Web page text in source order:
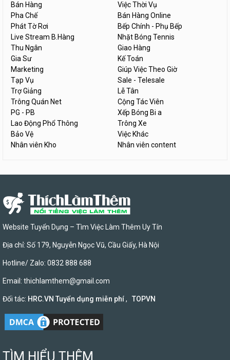
Bán Hàng
Việc Thời Vụ
Pha Chế
Bán Hàng Online
Phát Tờ Rơi
Bếp Chính - Phụ Bếp
Live Stream B.Hàng
Nhặt Bóng Tennis
Thu Ngân
Giao Hàng
Gia Sư
Kế Toán
Marketing
Giúp Việc Theo Giờ
Tạp Vụ
Sale - Telesale
Trợ Giảng
Lễ Tân
Trông Quán Net
Cộng Tác Viên
PG - PB
Xếp Bóng Bi a
Lao Động Phổ Thông
Trông Xe
Bảo Vệ
Việc Khác
Nhân viên Kho
Nhân viên content
Website Tuyển Dụng – Tìm Việc Làm Thêm Uy Tín
Địa chỉ: Số 179, Nguyễn Ngọc Vũ, Cầu Giấy, Hà Nội
Hotline/ Zalo: 0832 888 688
Email: thichlamthem@gmail.com
Đối tác: HRC.VN Tuyển dụng miễn phí, TOPVN
TÌM HIỂU THÊM